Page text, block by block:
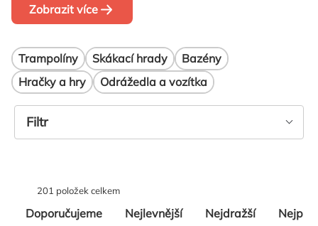
Zobrazit více
Trampolíny Skákací hrady
Bazény
Hračky a hry
Odrážedla a vozítka
Řazení
Doporučujeme Nejlevnější Nejdražší
201 položek celkem
Filtr
Výpis
produktů